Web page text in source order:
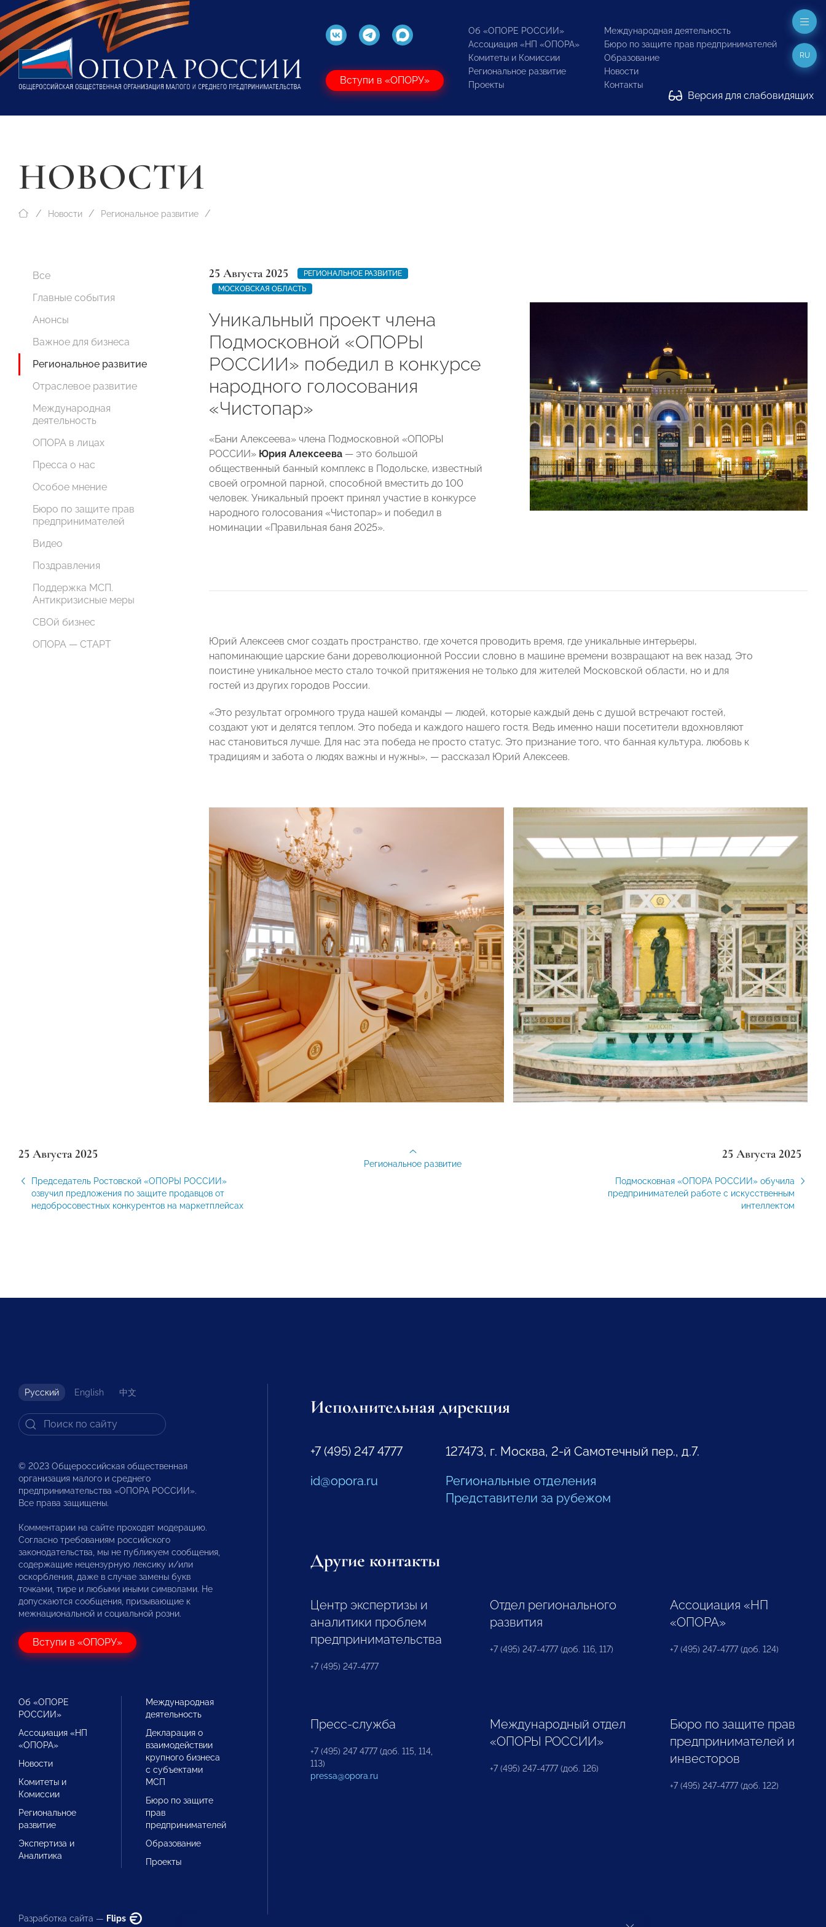
Вступи в «ОПОРУ»
Об «ОПОРЕ РОССИИ»
Ассоциация «НП «ОПОРА»
Комитеты и Комиссии
Региональное развитие
Проекты
Международная деятельность
Бюро по защите прав предпринимателей
Образование
Новости
Контакты
Версия для слабовидящих
RU
НОВОСТИ
Новости Региональное развитие
Все
Главные события
Анонсы
Важное для бизнеса
Региональное развитие
Отраслевое развитие
Международная
деятельность
ОПОРА в лицах
Пресса о нас
Особое мнение
Бюро по защите прав
предпринимателей
Видео
Поздравления
Поддержка МСП.
Антикризисные меры
СВОй бизнес
ОПОРА — СТАРТ
25 Августа 2025
РЕГИОНАЛЬНОЕ РАЗВИТИЕ
МОСКОВСКАЯ ОБЛАСТЬ
Уникальный проект члена
Подмосковной «ОПОРЫ
РОССИИ» победил в конкурсе
народного голосования
«Чистопар»
«Бани Алексеева» члена Подмосковной «ОПОРЫ
РОССИИ» Юрия Алексеева — это большой
общественный банный комплекс в Подольске, известный
своей огромной парной, способной вместить до 100
человек. Уникальный проект принял участие в конкурсе
народного голосования «Чистопар» и победил в
номинации «Правильная баня 2025».
Юрий Алексеев смог создать пространство, где хочется проводить время, где уникальные интерьеры,
напоминающие царские бани дореволюционной России словно в машине времени возвращают на век назад. Это
поистине уникальное место стало точкой притяжения не только для жителей Московской области, но и для
гостей из других городов России.
«Это результат огромного труда нашей команды — людей, которые каждый день с душой встречают гостей,
создают уют и делятся теплом. Это победа и каждого нашего гостя. Ведь именно наши посетители вдохновляют
нас становиться лучше. Для нас эта победа не просто статус. Это признание того, что банная культура, любовь к
традициям и забота о людях важны и нужны», — рассказал Юрий Алексеев.
25 Августа 2025
Председатель Ростовской «ОПОРЫ РОССИИ»
озвучил предложения по защите продавцов от
недобросовестных конкурентов на маркетплейсах
25 Августа 2025
Подмосковная «ОПОРА РОССИИ» обучила
предпринимателей работе с искусственным
интеллектом
Региональное развитие
Русский English 中文
© 2023 Общероссийская общественная
организация малого и среднего
предпринимательства «ОПОРА РОССИИ».
Все права защищены.
Комментарии на сайте проходят модерацию.
Согласно требованиям российского
законодательства, мы не публикуем сообщения,
содержащие нецензурную лексику и/или
оскорбления, даже в случае замены букв
точками, тире и любыми иными символами. Не
допускаются сообщения, призывающие к
межнациональной и социальной розни.
Вступи в «ОПОРУ»
Об «ОПОРЕ
РОССИИ»
Ассоциация «НП
«ОПОРА»
Новости
Комитеты и
Комиссии
Региональное
развитие
Экспертиза и
Аналитика
Международная
деятельность
Декларация о
взаимодействии
крупного бизнеса
с субъектами
МСП
Бюро по защите
прав
предпринимателей
Образование
Проекты
Разработка сайта — Flips
Исполнительная дирекция
+7 (495) 247 4777
id@opora.ru
127473, г. Москва, 2-й Самотечный пер., д.7.
Региональные отделения
Представители за рубежом
Другие контакты
Центр экспертизы и
аналитики проблем
предпринимательства
+7 (495) 247-4777
Отдел регионального
развития
+7 (495) 247-4777 (доб. 116, 117)
Ассоциация «НП
«ОПОРА»
+7 (495) 247-4777 (доб. 124)
Пресс-служба
+7 (495) 247 4777 (доб. 115, 114,
113)
pressa@opora.ru
Международный отдел
«ОПОРЫ РОССИИ»
+7 (495) 247-4777 (доб. 126)
Бюро по защите прав
предпринимателей и
инвесторов
+7 (495) 247-4777 (доб. 122)